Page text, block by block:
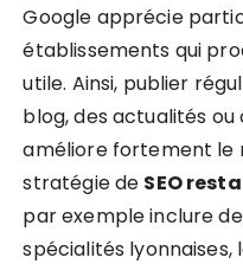
Google apprécie
établissements qui
utile. Ainsi, publier
blog, des actualités ou
améliore fortement le
stratégie de SEO
par exemple inclure
spécialités lyonnaises,